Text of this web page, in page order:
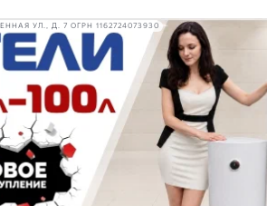
УЛ., Д. 7 ОГРН 1162724073930